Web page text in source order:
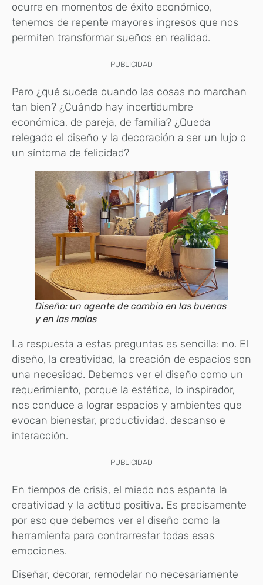
ocurre en momentos de éxito económico,
tenemos de repente mayores ingresos que nos
permiten transformar sueños en realidad.
PUBLICIDAD
Pero ¿qué sucede cuando las cosas no marchan
tan bien? ¿Cuándo hay incertidumbre
económica, de pareja, de familia? ¿Queda
relegado el diseño y la decoración a ser un lujo o
un síntoma de felicidad?
Diseño: un agente de cambio en las buenas
y en las malas
La respuesta a estas preguntas es sencilla: no. El
diseño, la creatividad, la creación de espacios son
una necesidad. Debemos ver el diseño como un
requerimiento, porque la estética, lo inspirador,
nos conduce a lograr espacios y ambientes que
evocan bienestar, productividad, descanso e
interacción.
PUBLICIDAD
En tiempos de crisis, el miedo nos espanta la
creatividad y la actitud positiva. Es precisamente
por eso que debemos ver el diseño como la
herramienta para contrarrestar todas esas
emociones.
Diseñar, decorar, remodelar no necesariamente